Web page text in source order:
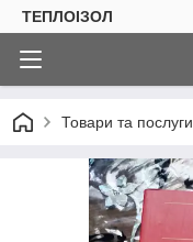
ТЕПЛОIЗОЛ
Товари та послуги